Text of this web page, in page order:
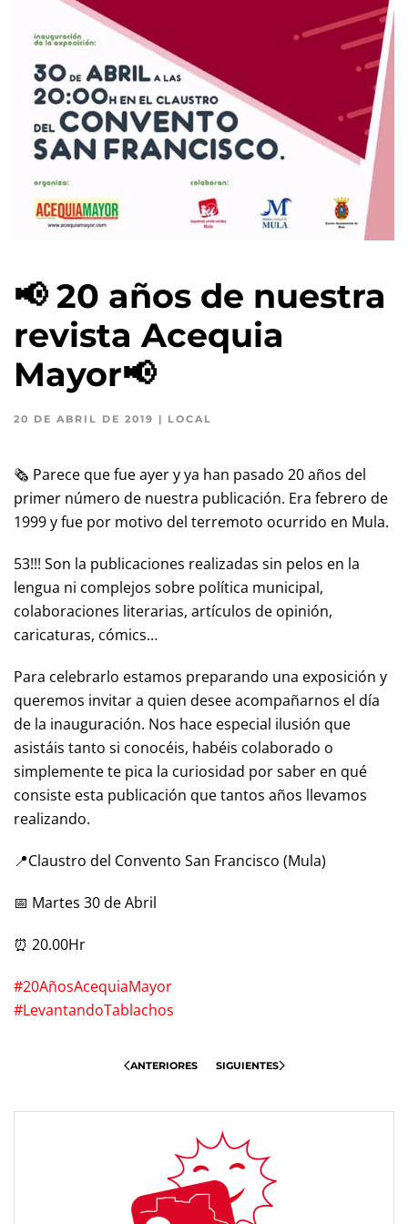
📢 20 años de nuestra
revista Acequia
Mayor📢
20 DE ABRIL DE 2019 | LOCAL
🗞 Parece que fue ayer y ya han pasado 20 años del
primer número de nuestra publicación. Era febrero de
1999 y fue por motivo del terremoto ocurrido en Mula.
53!!! Son la publicaciones realizadas sin pelos en la
lengua ni complejos sobre política municipal,
colaboraciones literarias, artículos de opinión,
caricaturas, cómics…
Para celebrarlo estamos preparando una exposición y
queremos invitar a quien desee acompañarnos el día
de la inauguración. Nos hace especial ilusión que
asistáis tanto si conocéis, habéis colaborado o
simplemente te pica la curiosidad por saber en qué
consiste esta publicación que tantos años llevamos
realizando.
📍Claustro del Convento San Francisco (Mula)
📅 Martes 30 de Abril
⏰ 20.00Hr
#20AñosAcequiaMayor
#LevantandoTablachos
ANTERIORES SIGUIENTES